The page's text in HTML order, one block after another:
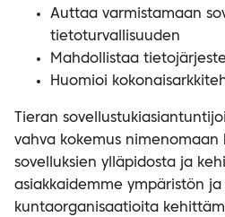
Auttaa varmistamaan
tietoturvallisuuden
Mahdollistaa
Huomioi
Tieran
vahva kokemus nimenomaan
sovelluksien ylläpidosta ja
asiakkaidemme ympäristön
kuntaorganisaatioita